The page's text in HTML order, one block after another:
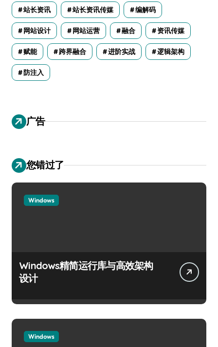
站长资讯 站长资讯传媒 编解码
网站设计 网站运营 融合 资讯传媒
赋能 跨界融合 进阶实战 逻辑架构
防注入
广告
您错过了
Windows
Windows精简运行库与高效架构
设计
Windows